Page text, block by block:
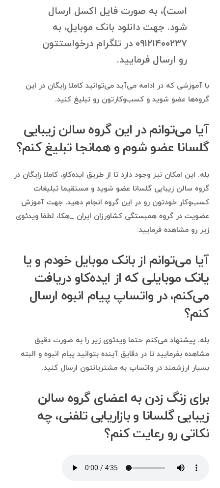
است)، به صورت فایل اکسل ارسال
شود. جهت دانلود بانک موبایل، به
۰۹۱۲۱۴۰۰۲۳۷ در تلگرام درخواستتون
رو ارسال فرمایید.
با آموزشی که در ادامه می‌آید می‌توانید کاملا رایگان در این
گروه‌ها عضو شوید و کسب‌وکارتون رو تبلیغ کنید.
آیا می‌توانم در این گروه سالن زیبایی
گلسانا عضو شوم و همانجا تبلیغ کنم؟
بله. این امکان نیز وجود دارد تا از طریق ایده‌کاو، کاملا رایگان در
گروه سالن زیبایی گلسانا عضو شوید و مستقیما تبلیغات
کسب‌وکار خودتون رو در این گروه انجام دهید. جهت آموزش
عضویت در گروه همبستگی کشاورزان ایران _هکا، لطفا ویدئوی
زیر رو مشاهده فرمایید:
آیا می‌توانم از بانک موبایل خودم و یا
یانک موبایلی که از ایده‌کاو دریافت
می‌کنم، در واتساپ پیام انبوه ارسال
کنم؟
بله. پیشنهاد می‌کنم حتما ویدئوی زیر را به صورت دقیق
مشاهده بفرمایید تا در دقایق آینده بتوانید پیام انبوه و البته
بسیار ارزشمند در واتساپ به مشتریانتون ارسال کنید.
برای زنگ زدن به اعضای گروه سالن
زیبایی گلسانا و بازاریابی تلفنی، چه
نکاتی رو رعایت کنم؟